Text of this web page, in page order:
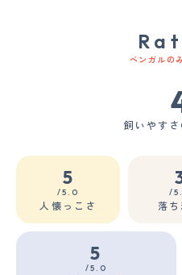
ベンガルの
飼いやす
5
/5.0
人懐っこさ
/
落ち
5
/5.0